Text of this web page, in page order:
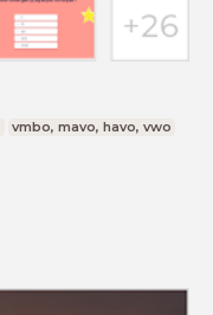
vmbo, mavo, havo, vwo